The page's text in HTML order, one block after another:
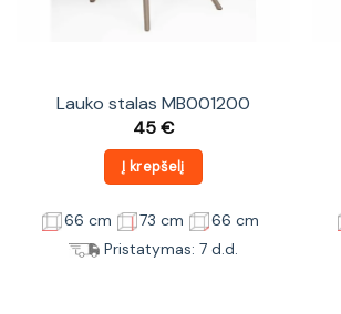
Lauko stalas MB001200
45€
Į krepšelį
66 cm 73 cm
66 cm
Pristatymas: 7 d.d.